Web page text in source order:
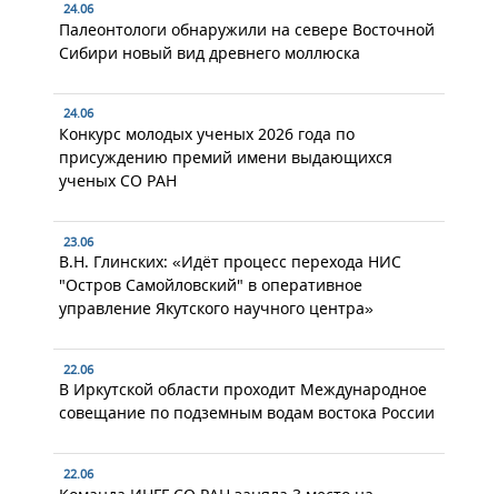
24.06
Палеонтологи обнаружили на севере Восточной
Сибири новый вид древнего моллюска
24.06
Конкурс молодых ученых 2026 года по
присуждению премий имени выдающихся
ученых СО РАН
23.06
В.Н. Глинских: «Идёт процесс перехода НИС
"Остров Самойловский" в оперативное
управление Якутского научного центра»
22.06
В Иркутской области проходит Международное
совещание по подземным водам востока России
22.06